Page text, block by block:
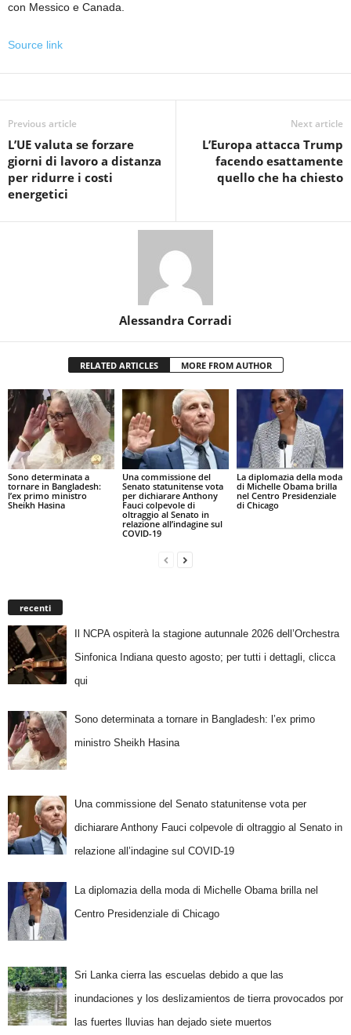
con Messico e Canada.
Source link
Previous article
L’UE valuta se forzare
giorni di lavoro a distanza
per ridurre i costi
energetici
Next article
L’Europa attacca Trump
facendo esattamente
quello che ha chiesto
Alessandra Corradi
RELATED ARTICLES MORE FROM AUTHOR
Sono determinata a
tornare in Bangladesh:
l’ex primo ministro
Sheikh Hasina
Una commissione del
Senato statunitense vota
per dichiarare Anthony
Fauci colpevole di
oltraggio al Senato in
relazione all’indagine sul
COVID-19
La diplomazia della moda
di Michelle Obama brilla
nel Centro Presidenziale
di Chicago
recenti
Il NCPA ospiterà la stagione autunnale 2026 dell’Orchestra
Sinfonica Indiana questo agosto; per tutti i dettagli, clicca
qui
Sono determinata a tornare in Bangladesh: l’ex primo
ministro Sheikh Hasina
Una commissione del Senato statunitense vota per
dichiarare Anthony Fauci colpevole di oltraggio al Senato in
relazione all’indagine sul COVID-19
La diplomazia della moda di Michelle Obama brilla nel
Centro Presidenziale di Chicago
Sri Lanka cierra las escuelas debido a que las
inundaciones y los deslizamientos de tierra provocados por
las fuertes lluvias han dejado siete muertos